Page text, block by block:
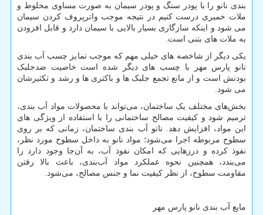
بندی نانو را با پودر سنگ و پودر سیمان به صورت مساوی مخلوط و
ملات خمیری درست کنیم در نتیجه موجب واترپروف کردن سیمان
می شود و اینکه سازگاری بسیار بالایی با سیمان دارد و قابل افزودن
به ملات های بتنی است.
یکی دیگر از شاخصه های خیلی مهم که موجب تمایز چسب آب بندی
نانو پارس مهر با چسب های دیگر شده است خاصیت ضدجلبک
بودنش است و از مانع تجمع جلبک ها و باکتری ها و رشد و تکثیرشان
می شود.
بخش‌‌های مختلف یک ساختمان، می‌تواند با محصولات مواد آب بندی،
ترمیم شود و کیفیت مصالح ساختمانی را با استفاده از ویژگی های
این مواد، افزایش دهد. نانو آب بندی ساختمان، زمانی که بر روی
سطوح مربوطه اجرا می‌شود؛ مواد نانو به داخل سطوح مورد نظر،
نفوذ کرده و درزهایی که امکان نفوذ آب، به آن‌جا وجود دارد را
می‌بندد، همچنین نحوه عملکرد مواد آب‌بندی، باعث بالا رفتن
مقاومت سطوح، از نظر کیفیت نما و جنس مصالح، می‌شود.
مایع آب بندی نانو پارس مهر